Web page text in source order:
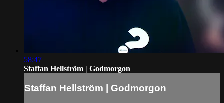
58:47
Staffan Hellström | Godmorgon
Staffan Hellström | Godmorgon